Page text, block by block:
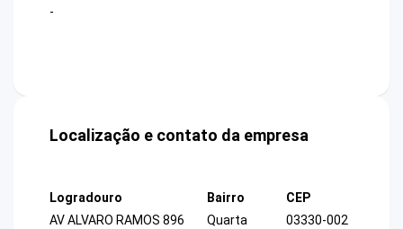
-
Localização e contato da empresa
Logradouro
AV ALVARO RAMOS 896
Bairro
Quarta
CEP
03330-002